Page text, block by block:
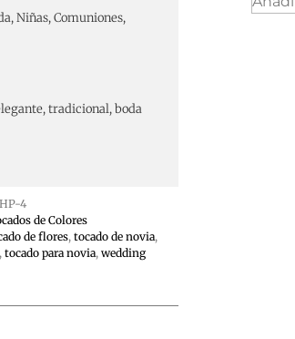
Niñas, Comuniones,
tradicional, boda
4
de Colores
de flores,tocado de novia,
,tocado para novia,wedding